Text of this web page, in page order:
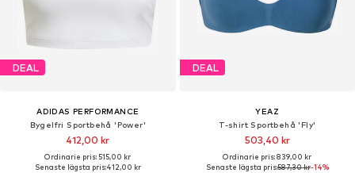
DEAL
ADIDAS PERFORMANCE
Bygelfri Sportbehå 'Power'
412,00 kr
Ordinarie pris: 515,00 kr
Senaste lägsta pris:412,00 kr
DEAL
YEAZ
T-shirt Sportbehå 'Fly'
503,40 kr
Ordinarie pris: 839,00 kr
Senaste lägsta pris:587,30 kr-14%